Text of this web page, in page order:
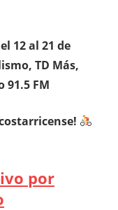
12 al 21 de
TD Más,
91.5 FM
por